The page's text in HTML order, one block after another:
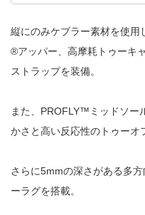
縦にのみケブラー素材を使用
®アッパー、高摩耗トゥーキ
ストラップを装備。
また、PROFLY™ミッドソー
かさと高い反応性のトゥーオ
さらに5mmの深さがある多
ーラグを搭載。